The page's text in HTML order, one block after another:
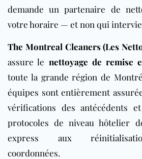
demande un partenaire de
votre horaire — et non qui
The Montreal Cleaners (Les
assure le nettoyage de remise
toute la grande région de
équipes sont entièrement
vérifications des antécédents
protocoles de niveau hôtelier
express aux
coordonnées.